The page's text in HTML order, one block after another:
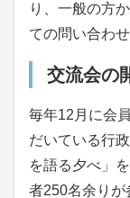
り、一般の方
ての問い合わ
交流会の
毎年12月に会
だいている行
を語る夕べ」
者250名余りが